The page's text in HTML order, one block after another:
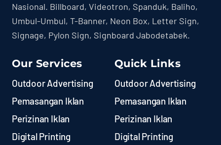
Nasional. Billboard, Videotron, Spanduk, Baliho,
Umbul-Umbul, T-Banner, Neon Box, Letter Sign,
Signage, Pylon Sign, Signboard Jabodetabek.
Our Services
Outdoor Advertising
Pemasangan Iklan
Perizinan Iklan
Digital Printing
Quick Links
Outdoor Advertising
Pemasangan Iklan
Perizinan Iklan
Digital Printing